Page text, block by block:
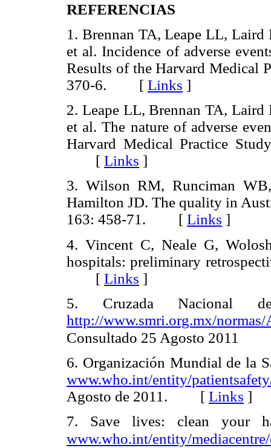
REFERENCIAS
1. Brennan TA, Leape LL,
et al. Incidence of adverse
Results of the Harvard Medical
370-6. [ Links ]
2. Leape LL, Brennan TA,
et al. The nature of adverse
Harvard Medical Practice
[ Links ]
3. Wilson RM, Runciman
Hamilton JD. The quality in
163: 458-71. [ Links ]
4. Vincent C, Neale G,
hospitals: preliminary
[ Links ]
5. Cruzada Nacional
http://www.smri.org.mx/
Consultado 25 Agosto 2011
6. Organización Mundial de la
www.who.int/entity/
Agosto de 2011. [ Links ]
7. Save lives: clean your
www.who.int/entity/